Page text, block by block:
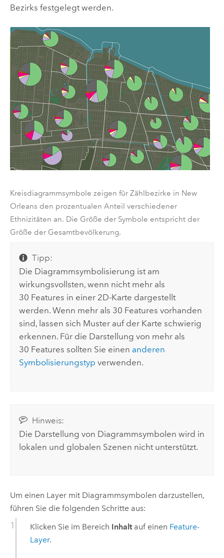
Bezirks festgelegt werden.
Kreisdiagrammsymbole zeigen für Zählbezirke in New
Orleans den prozentualen Anteil verschiedener
Ethnizitäten an. Die Größe der Symbole entspricht der
Größe der Gesamtbevölkerung.
Tipp:
Die Diagrammsymbolisierung ist am
wirkungsvollsten, wenn nicht mehr als
30 Features in einer 2D-Karte dargestellt
werden. Wenn mehr als 30 Features vorhanden
sind, lassen sich Muster auf der Karte schwierig
erkennen. Für die Darstellung von mehr als
30 Features sollten Sie einen anderen
Symbolisierungstyp verwenden.
Hinweis:
Die Darstellung von Diagrammsymbolen wird in
lokalen und globalen Szenen nicht unterstützt.
Um einen Layer mit Diagrammsymbolen darzustellen,
führen Sie die folgenden Schritte aus:
Klicken Sie im Bereich Inhaltauf einen Feature-
Layer.